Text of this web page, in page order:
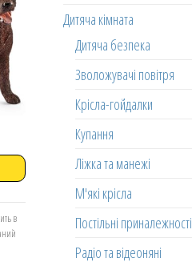
в
Дитяча кімната
Дитяча безпека
Зволожувачі повітря
Крісла-гойдалки
Купання
Ліжка та манежі
М'які крісла
Постільні приналежності
Радіо та відеоняні